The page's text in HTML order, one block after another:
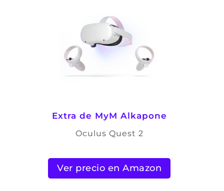
Extra de MyM Alkapone
Oculus Quest 2
Ver precio en Amazon